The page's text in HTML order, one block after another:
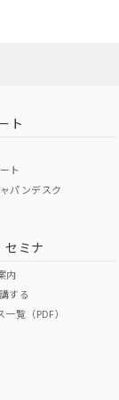
O
ページへ
ください
ト
ト
パンデスク
セミナ
内
する
覧（PDF）